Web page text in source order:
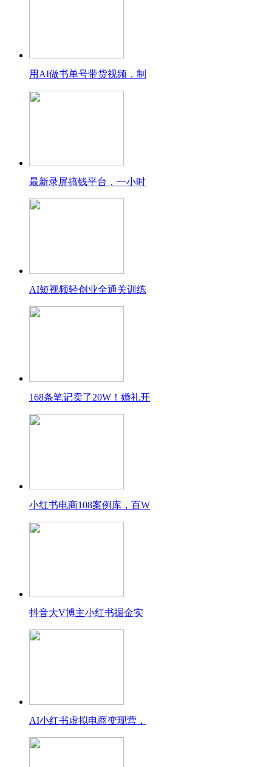
用AI做书单号带货视频，制
最新录屏搞钱平台，一小时
AI短视频轻创业全通关训练
168条笔记卖了20W！婚礼开
小红书电商108案例库，百W
抖音大V博主小红书掘金实
AI小红书虚拟电商变现营，